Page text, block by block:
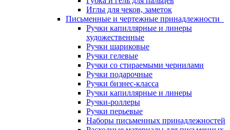
Иглы для чеков, заметок
Письменные и чертежные принадлежности
Ручки капиллярные и линеры
художественные
Ручки шариковые
Ручки гелевые
Ручки со стираемыми чернилами
Ручки подарочные
Ручки бизнес-класса
Ручки капиллярные и линеры
Ручки-роллеры
Ручки перьевые
Наборы письменных принадлежностей